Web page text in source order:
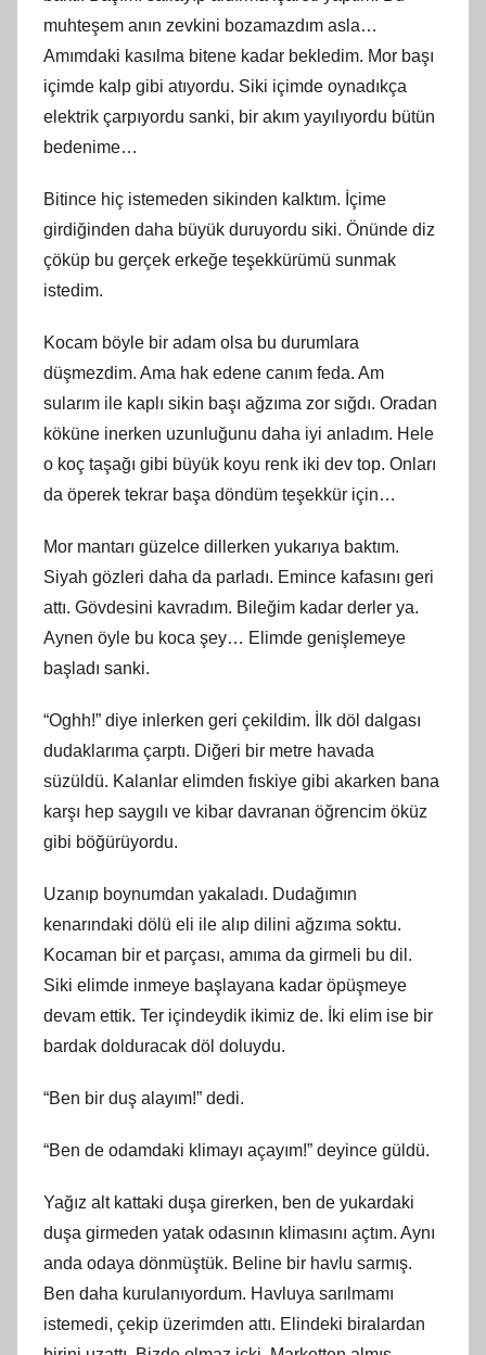
muhteşem anın zevkini bozamazdım asla…
Amımdaki kasılma bitene kadar bekledim. Mor başı
içimde kalp gibi atıyordu. Siki içimde oynadıkça
elektrik çarpıyordu sanki, bir akım yayılıyordu bütün
bedenime…
Bitince hiç istemeden sikinden kalktım. İçime
girdiğinden daha büyük duruyordu siki. Önünde diz
çöküp bu gerçek erkeğe teşekkürümü sunmak
istedim.
Kocam böyle bir adam olsa bu durumlara
düşmezdim. Ama hak edene canım feda. Am
sularım ile kaplı sikin başı ağzıma zor sığdı. Oradan
köküne inerken uzunluğunu daha iyi anladım. Hele
o koç taşağı gibi büyük koyu renk iki dev top. Onları
da öperek tekrar başa döndüm teşekkür için…
Mor mantarı güzelce dillerken yukarıya baktım.
Siyah gözleri daha da parladı. Emince kafasını geri
attı. Gövdesini kavradım. Bileğim kadar derler ya.
Aynen öyle bu koca şey… Elimde genişlemeye
başladı sanki.
“Oghh!” diye inlerken geri çekildim. İlk döl dalgası
dudaklarıma çarptı. Diğeri bir metre havada
süzüldü. Kalanlar elimden fıskiye gibi akarken bana
karşı hep saygılı ve kibar davranan öğrencim öküz
gibi böğürüyordu.
Uzanıp boynumdan yakaladı. Dudağımın
kenarındaki dölü eli ile alıp dilini ağzıma soktu.
Kocaman bir et parçası, amıma da girmeli bu dil.
Siki elimde inmeye başlayana kadar öpüşmeye
devam ettik. Ter içindeydik ikimiz de. İki elim ise bir
bardak dolduracak döl doluydu.
“Ben bir duş alayım!” dedi.
“Ben de odamdaki klimayı açayım!” deyince güldü.
Yağız alt kattaki duşa girerken, ben de yukardaki
duşa girmeden yatak odasının klimasını açtım. Aynı
anda odaya dönmüştük. Beline bir havlu sarmış.
Ben daha kurulanıyordum. Havluya sarılmamı
istemedi, çekip üzerimden attı. Elindeki biralardan